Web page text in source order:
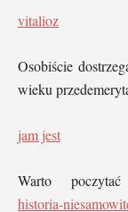
vitalioz
Osobiście
wieku
jam jest
Warto
historia-